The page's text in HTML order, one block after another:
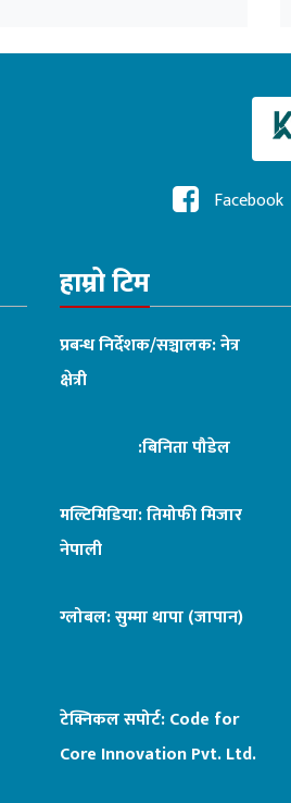
Facebook
हाम्रो टिम
प्रबन्ध निर्देशक/सञ्चालक: नेत्र
क्षेत्री
:बिनिता पौडेल
मल्टिमिडिया: तिमोफी मिजार
नेपाली
ग्लोबल: सुम्मा थापा (जापान)
टेक्निकल सपोर्ट:Code for
Core Innovation Pvt. Ltd.